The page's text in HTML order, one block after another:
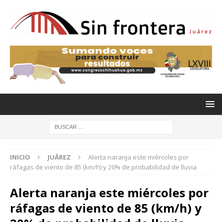
INICIO JUÁREZ
Alerta naranja este miércoles por
ráfagas de viento de 85 (km/h) y 20% de probabilidad de lluvia
Alerta naranja este miércoles por
ráfagas de viento de 85 (km/h) y